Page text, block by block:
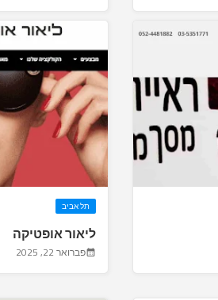
תל אביב
ליאור אופטיקה
פברואר 22, 2025